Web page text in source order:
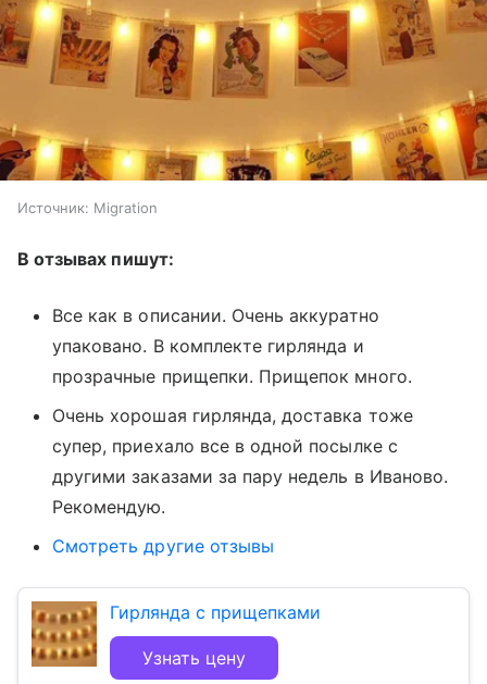
Источник: Migration
В отзывах пишут:
Все как в описании. Очень аккуратно
упаковано. В комплекте гирлянда и
прозрачные прищепки. Прищепок много.
Очень хорошая гирлянда, доставка тоже
супер, приехало все в одной посылке с
другими заказами за пару недель в Иваново.
Рекомендую.
Смотреть другие отзывы
Гирлянда с прищепками
Узнать цену